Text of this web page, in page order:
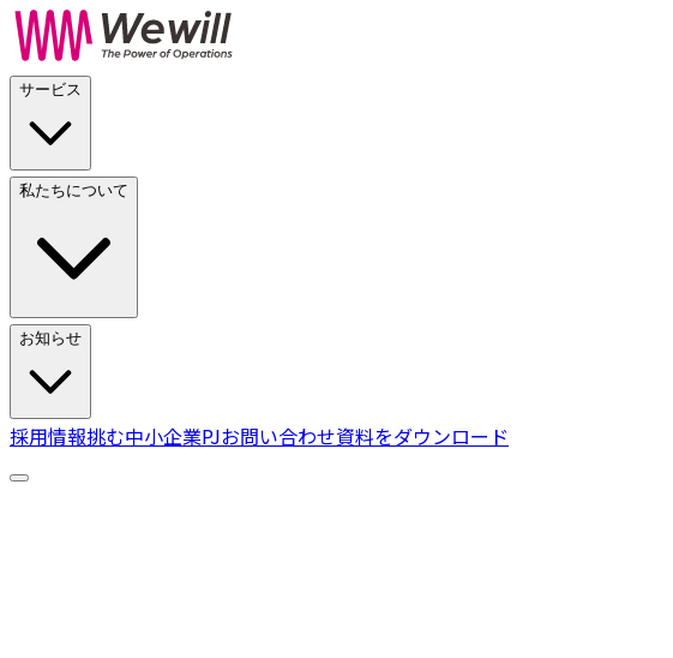
サービス
私たちについて
お知らせ
採用情報挑む中小企業PJお問い合わせ資料をダウンロード